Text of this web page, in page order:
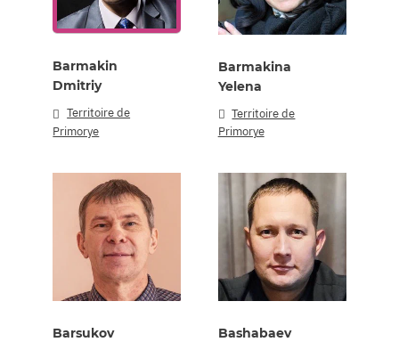
Barmakin
Dmitriy
Territoire de
Primorye
Barmakina
Yelena
Territoire de
Primorye
Barsukov
Bashabaev